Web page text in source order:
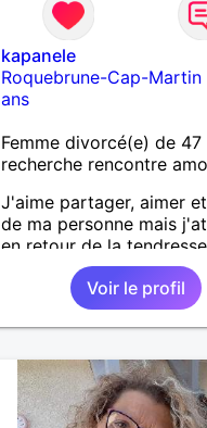
kapanele
Roquebrune-Cap-Martin
ans
Femme divorcé(e) de 47
recherche rencontre
J'aime partager, aimer
de ma personne mais
en retour de la
douceur et de l'amour.
trop exigeante?Voir le profil